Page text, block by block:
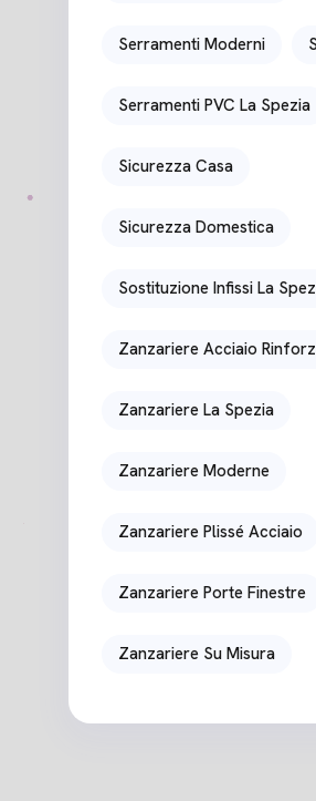
Serramenti Moderni
Serramenti PVC La Spezia
Sicurezza Casa
Sicurezza Domestica
Sostituzione Infissi La
Zanzariere Acciaio
Zanzariere La Spezia
Zanzariere Moderne
Zanzariere Plissé Acciaio
Zanzariere Porte Finestre
Zanzariere Su Misura